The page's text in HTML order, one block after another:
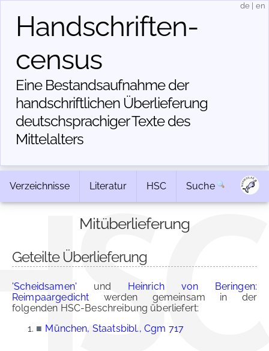
Handschriften­
census
Eine Bestandsaufnahme der
handschriftlichen Über­lieferung
deutschsprachiger Texte des
Mittelalters
de en
Verzeichnisse Literatur HSC Suche
Mitüberlieferung
Geteilte Überlieferung
'Scheidsamen' und Heinrich von Beringen:
Reimpaargedicht werden gemeinsam in der
folgenden HSC-Beschreibung überliefert:
■ München, Staatsbibl., Cgm 717